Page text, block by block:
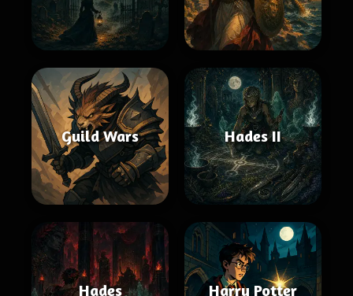
Guild Wars Hades II
Hades Harry Potter